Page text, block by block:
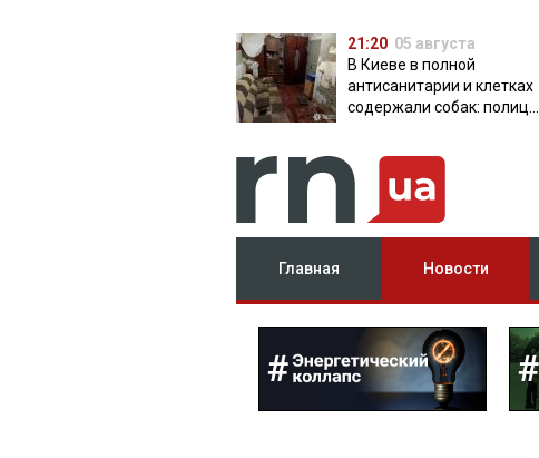
21:20 05 августа
В Киеве в полной
антисанитарии и клетках
содержали собак: полиция
Главная Новости